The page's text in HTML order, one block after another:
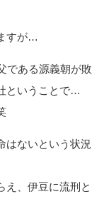
武運長久を祈
途中の山に迷
として君臨せ
与す。
が、私はスピリチ